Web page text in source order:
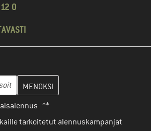
0
ja luo seuraavassa vaiheessa
**
tarkoitetut alennuskampanjat